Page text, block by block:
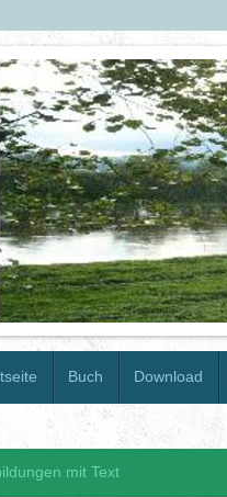
Buch Download
mit Text